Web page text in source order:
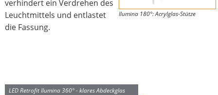
Ilumina 180°: Acrylglas-Stütze
verhindert ein Verdrehen des
Leuchtmittels und entlastet
die Fassung.
LED Retrofit Ilumina 360° - klares Abdeckglas